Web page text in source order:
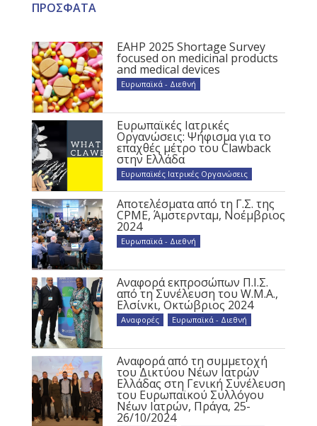
ΠΡΟΣΦΑΤΑ
EAHP 2025 Shortage Survey
focused on medicinal products
and medical devices
Ευρωπαϊκά - Διεθνή
Ευρωπαϊκές Ιατρικές
Οργανώσεις: Ψήφισμα για το
επαχθές μέτρο του Clawback
στην Ελλάδα
Ευρωπαϊκές Ιατρικές Οργανώσεις
Αποτελέσματα από τη Γ.Σ. της
CPME, Άμστερνταμ, Νοέμβριος
2024
Ευρωπαϊκά - Διεθνή
Αναφορά εκπροσώπων Π.Ι.Σ.
από τη Συνέλευση του W.M.A.,
Ελσίνκι, Οκτώβριος 2024
Αναφορές Ευρωπαϊκά - Διεθνή
Αναφορά από τη συμμετοχή
του Δικτύου Νέων Ιατρών
Ελλάδας στη Γενική Συνέλευση
του Ευρωπαϊκού Συλλόγου
Νέων Ιατρών, Πράγα, 25-
26/10/2024